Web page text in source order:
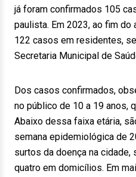
já foram confirmados 105
paulista. Em 2023, ao fim
122 casos em residentes,
Secretaria Municipal de
Dos casos confirmados,
no público de 10 a 19 anos,
Abaixo dessa faixa etária,
semana epidemiológica de
surtos da doença na
quatro em domicílios. Em